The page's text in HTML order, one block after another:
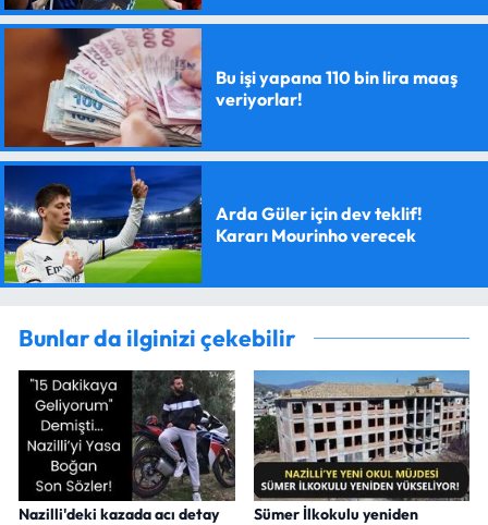
Bu işi yapana 110 bin lira maaş
veriyorlar!
Arda Güler için dev teklif!
Kararı Mourinho verecek
Bunlar da ilginizi çekebilir
Nazilli'deki kazada acı detay
Sümer İlkokulu yeniden